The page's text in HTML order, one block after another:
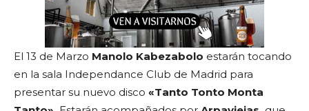
El 13 de Marzo Manolo Kabezabolo estarán tocando
en la sala Independance Club de Madrid para
presentar su nuevo disco «Tanto Tonto Monta